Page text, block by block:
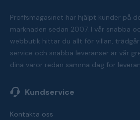
Proffsmagasinet har hjälpt kunder på
marknaden sedan 2007. I vår snabba
webbutik hittar du allt för villan,
service och snabba leveranser är vår
dina varor redan samma dag för
Kundservice
Kontakta oss